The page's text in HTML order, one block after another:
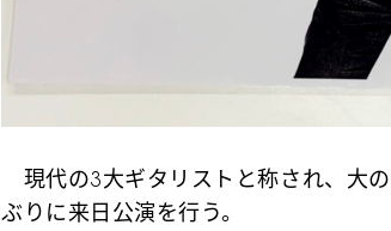
現代の3大ギタリストと称され、大
ぶりに来日公演を行う。